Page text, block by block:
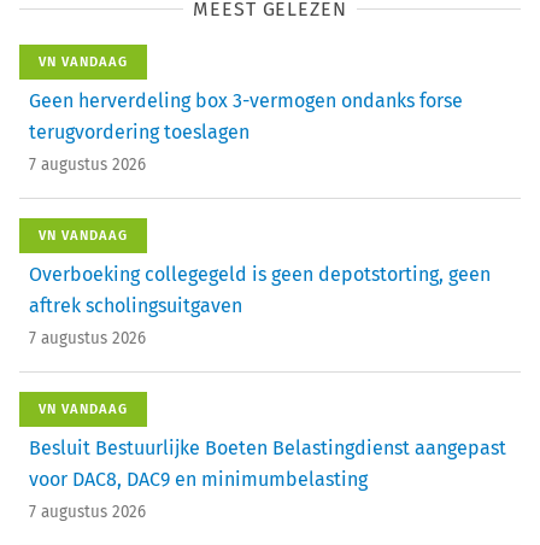
MEEST GELEZEN
VN VANDAAG
Geen herverdeling box 3-vermogen ondanks forse
terugvordering toeslagen
7 augustus 2026
VN VANDAAG
Overboeking collegegeld is geen depotstorting, geen
aftrek scholingsuitgaven
7 augustus 2026
VN VANDAAG
Besluit Bestuurlijke Boeten Belastingdienst aangepast
voor DAC8, DAC9 en minimumbelasting
7 augustus 2026